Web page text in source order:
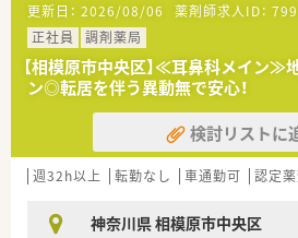
更新日： 2026/08/06 薬剤師求人ID：
正社員
調剤薬局
【相模原市中央区】≪耳鼻科メイン≫
ン◎転居を伴う異動無で安心！
検討リストに
週32h以上 転勤なし 車通勤可 認定
神奈川県 相模原市中央区